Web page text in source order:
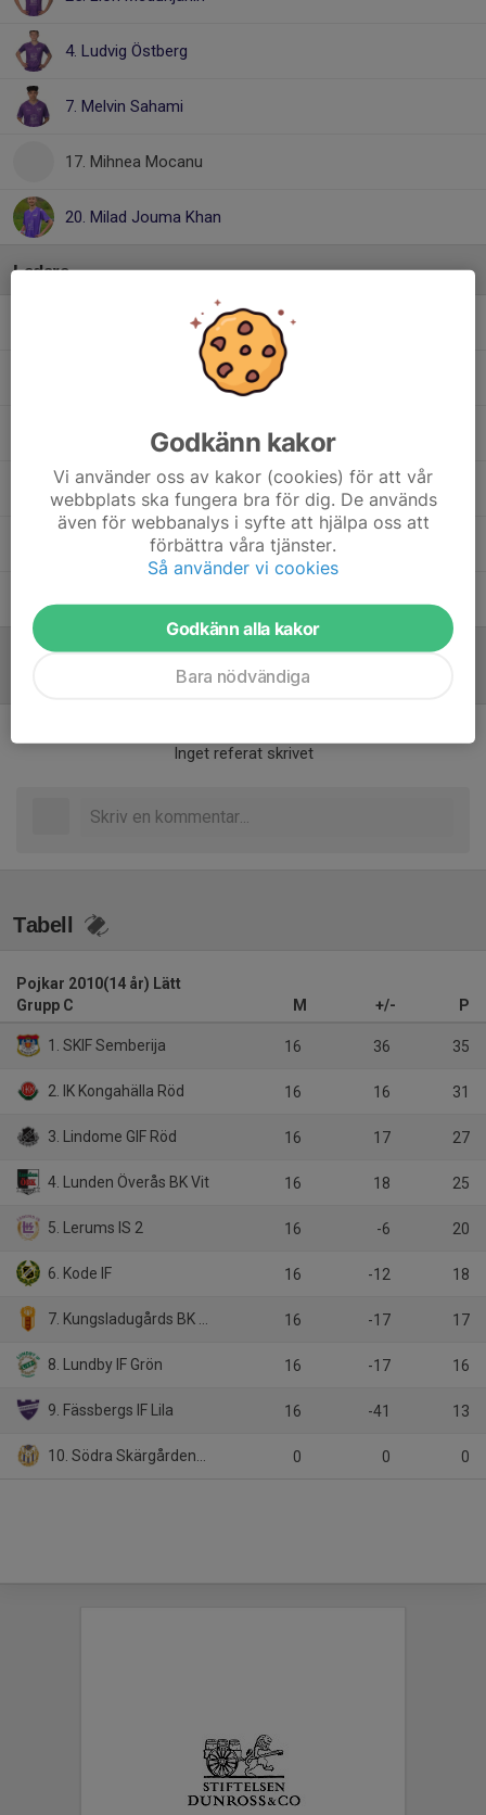
4. Ludvig Östberg
7. Melvin Sahami
17. Mihnea Mocanu
20. Milad Jouma Khan
Ledare
Fredrik Zetterbergledare
Assisterande tränare, materialansvarig
Assisterande tränare
Mattias Lisovski Assisterande tränare
Lagledare
Roberth AnderssonAssisterande tränare
Inget referat skrivet
Tabell
Pojkar 2010(14 år) Lätt
Grupp C
M +/- P
1. SKIF Semberija 16 36 35
2. IK Kongahälla Röd 16 16 31
3. Lindome GIF Röd 16 17 27
4. Lunden Överås BK Vit 16 18 25
5. Lerums IS 2 16 -6 20
6. Kode IF 16 -12 18
7. Kungsladugårds BK Röd 16 -17 17
8. Lundby IF Grön 16 -17 16
9. Fässbergs IF Lila 16 -41 13
10. Södra Skärgårdens IK 0 0 0
Godkänn kakor
Vi använder oss av kakor (cookies) för att vår
webbplats ska fungera bra för dig. De används
även för webbanalys i syfte att hjälpa oss att
förbättra våra tjänster.
Så använder vi cookies
Godkänn alla kakor
Bara nödvändiga